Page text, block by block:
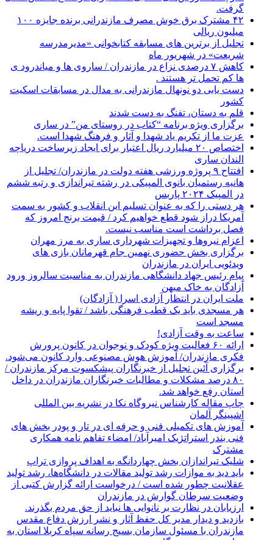
گرفت.
۴۲ مشترک برق خوش مصرف مازندرانی برنده جایزه ۱۰۰
میلیون ریالی
تجلیل از برترین های مسابقه کتابخوانی «مدیرمدرسه
شریعت» در شهریور ماه
کاهش ۷ درصدی نزاع در مازندران / ساروی ها و میاندرود ی
ها کم تحمل تر هستند‌ .
دست یابی دو نونهال مازندرانی به مدال در مسابقات اسکیت
کشور
قلم به دستان، تفنگ به دست شدند
برگزاری ویژه برنامه “کتاب در روستای من” در ساری
عزت ما از تکریم یاد شهدا و آثار و فرهنگ شهدا است.
اختصاص ۲۰ میلیارد ریال اعتبار برای ایجاد زیرساخت دریاچه
الندان ساری
افتتاح ۹ پروژه ورزشی هفته دولت در مازندران/ تجلیل از
هانیه رستمیان بانوی المپیکی در رشته تیراندازی و رتبه ششم
در المپیک ۲۰۲۴ پاربس
هر دستی را که به عنوان تسلیم این انقلاب و کشور به سمت
آمريکا دراز شود قطع خواهیم کرد / قیمت برنج امروز که
فصل برداشت است مناسب نیست.
اعزام نیروها و تجهیزات شهرداری ساری به مرز مهران
برگزاری بخش حضوری نهمین جام قهرمانان بازی های
ویدئویی ایران در مازندران
پیام رئیس جهاد دانشگاهی مازندران به مناسبت سالروز ورود
آزادگان به خاک میهن
ملت ایران در انتظار آزادی اسرا ( آزادگان)
هر مسجدی باید یک قطب فرهنگی باشد / تقوا پایه و ریشه
مسجد است
ساعت به وقت آزادی!
ارائه ۶۰ فعالیت ویژه کودک و نوجوان در کانون پرورش
فکری مازندران/ آموزش هوش مصنوعی وارد کانون می‌شود.
برگزاری آئین تجلیل از خبرنگاران پیشکسوت مرکز مازندران /
۸۰ درصد مشکلات و مطالبات خبرنگاران مازندران در داخل
استان رفع خواهد شد.
چاپ مقاله کارشناس نيروگاه نكا در نشریه بین المللی
اشپینگر آلمان
آموزش های تکمیلی فنی و حرفه ای در تار و پودر بخش های
فنی بندر استراتژیک امیرآباد/ امضاء تفاهم نامه همکاری
مشترک
شلیک تیراندازان بخش چهاردانگه به اهداف پروازی تراپ
باید دید به موازات رشد تولید مقالات در دانشگاه‌ها، رشد تولید
عقلانیت چطور شده است / درخواست ارائه گزارش کتبی از
وضعیت سرطان گوارش در مازندران
ارزیابان در نظارت بر نانوایی ها نباید از حق مردم بگذرند.
بازدید و دیدار مدیر کل حفظ آثار و نشر ارزش دفاع مقدس
مازندران با مسئول سازمان بسیج رسانه سپاه کربلا استان به